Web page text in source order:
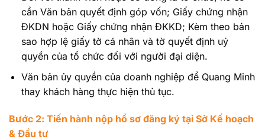
cần Văn bản quyết định góp vốn; Giấy chứng nhận
ĐKDN hoặc Giấy chứng nhận ĐKKD; Kèm theo bản
sao hợp lệ giấy tờ cá nhân và tờ quyết định uỷ
quyền của tổ chức đối với người đại diện.
Văn bản ủy quyền của doanh nghiệp để Quang Minh
thay khách hàng thực hiện thủ tục.
Bước 2: Tiến hành nộp hồ sơ đăng ký tại Sở Kế hoạch
& Đầu tư